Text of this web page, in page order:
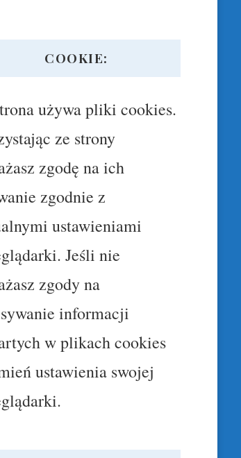
COOKIE:
używa pliki cookies.
ze strony
zgodę na ich
zgodnie z
ustawieniami
Jeśli nie
zgody na
informacji
w plikach cookies
ustawienia swojej